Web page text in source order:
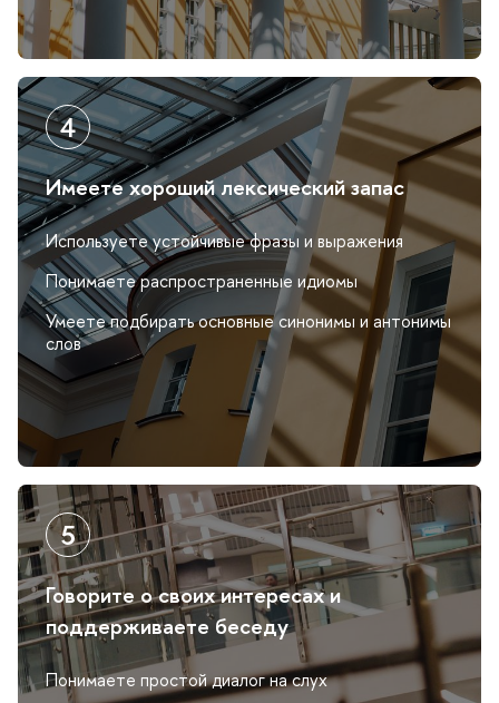
Имеете хороший лексический запас
Используете устойчивые фразы и выражения
Понимаете распространенные идиомы
Умеете подбирать основные синонимы и антонимы
сло
Говорите о своих интересах и
поддерживаете беседу
Понимаете простой диалог на слух